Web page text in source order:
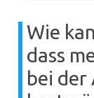
Wie
dass
bei der